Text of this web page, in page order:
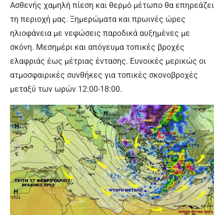
Ασθενής χαμηλή πίεση και θερμό μέτωπο θα επηρεάζει
τη περιοχή μας. Ξημερώματα και πρωινές ώρες
ηλιοφάνεια με νεφώσεις παροδικά αυξημένες με
σκόνη. Μεσημέρι και απόγευμα τοπικές βροχές
ελαφριάς έως μέτριας έντασης. Ευνοικές μερικώς οι
ατμοσφαιρικές συνθήκες για τοπικές σκονοβροχές
μεταξύ των ωρών 12:00-18:00.